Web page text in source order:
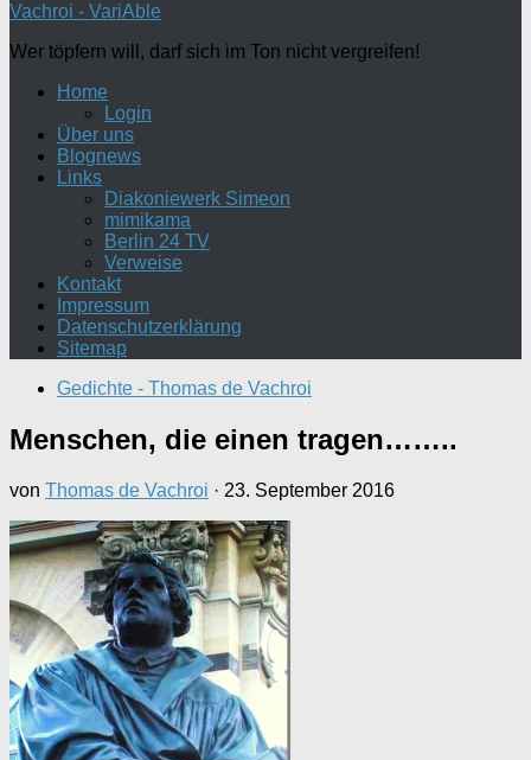
Vachroi - VariAble
Wer töpfern will, darf sich im Ton nicht vergreifen!
Home
Login
Über uns
Blognews
Links
Diakoniewerk Simeon
mimikama
Berlin 24 TV
Verweise
Kontakt
Impressum
Datenschutzerklärung
Sitemap
Gedichte - Thomas de Vachroi
Menschen, die einen tragen……..
von Thomas de Vachroi · 23. September 2016